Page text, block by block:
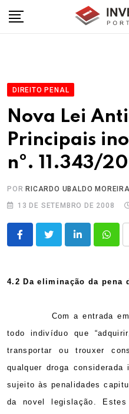
DIREITO PENAL
Nova Lei
Principais
nº. 11.343/
POR RICARDO UBALDO
13 DE SETEMBRO DE 2008
LinkedIn
4.2 Da eliminação da pena
Com a entrada
todo indivíduo que
transportar ou trouxer
qualquer droga
sujeito às penalidades
da novel legislação.